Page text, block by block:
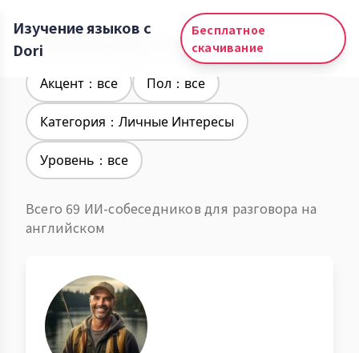
Изучение языков с
Dori
Бесплатное
скачивание
Изучение языков：Английский
Акцент：все Пол：все
Категория：Личные Интересы
Уровень：все
Всего 69 ИИ-собеседников для разговора на
английском